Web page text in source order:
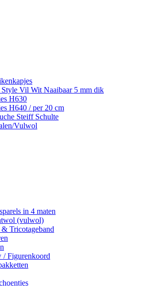
Vil Wit Naaibaar 5 mm dik
H630
H640 / per 20 cm
Steiff Schulte
Vulwol
in 4 maten
(vulwol)
Tricotageband
/ Figurenkoord